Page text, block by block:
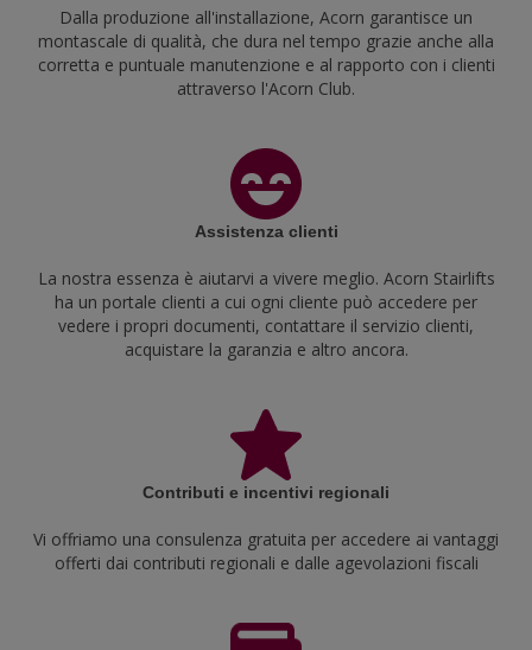
Dalla produzione all'installazione, Acorn garantisce un
montascale di qualità, che dura nel tempo grazie anche alla
corretta e puntuale manutenzione e al rapporto con i clienti
attraverso l'Acorn Club.
Assistenza clienti
La nostra essenza è aiutarvi a vivere meglio. Acorn Stairlifts
ha un portale clienti a cui ogni cliente può accedere per
vedere i propri documenti, contattare il servizio clienti,
acquistare la garanzia e altro ancora.
Contributi e incentivi regionali
Vi offriamo una consulenza gratuita per accedere ai vantaggi
offerti dai contributi regionali e dalle agevolazioni fiscali